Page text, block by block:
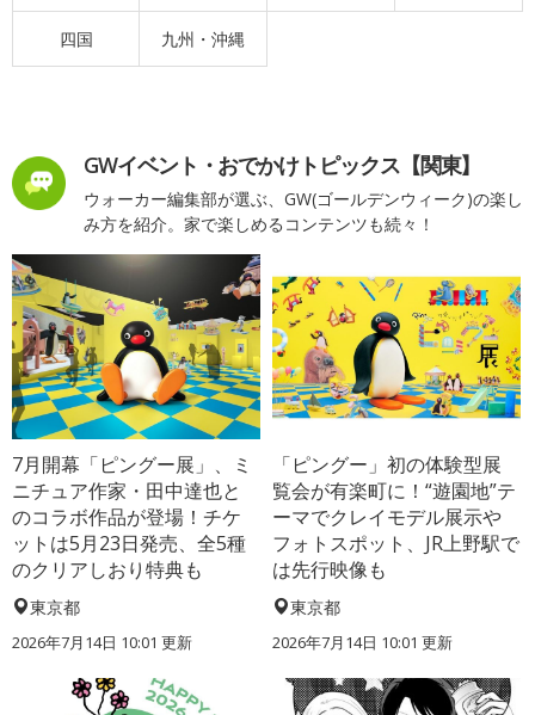
四国 九州・沖縄
GWイベント・おでかけトピックス【関東】
ウォーカー編集部が選ぶ、GW(ゴールデンウィーク)の楽し
み方を紹介。家で楽しめるコンテンツも続々！
7月開幕「ピングー展」、ミ
ニチュア作家・田中達也と
のコラボ作品が登場！チケ
ットは5月23日発売、全5種
のクリアしおり特典も
東京都
2026年7月14日 10:01 更新
「ピングー」初の体験型展
覧会が有楽町に！“遊園地”テ
ーマでクレイモデル展示や
フォトスポット、JR上野駅で
は先行映像も
東京都
2026年7月14日 10:01 更新